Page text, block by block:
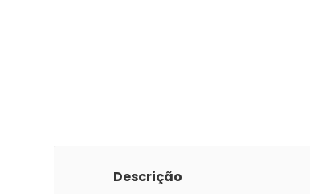
Descrição